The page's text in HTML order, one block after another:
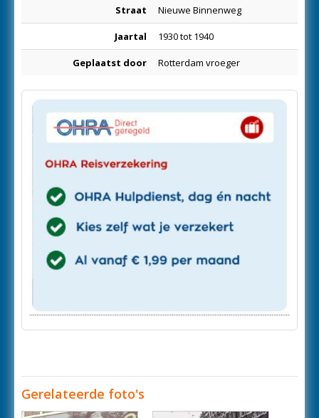
Straat Nieuwe Binnenweg
Jaartal 1930 tot 1940
Geplaatst door Rotterdam vroeger
Gerelateerde foto's